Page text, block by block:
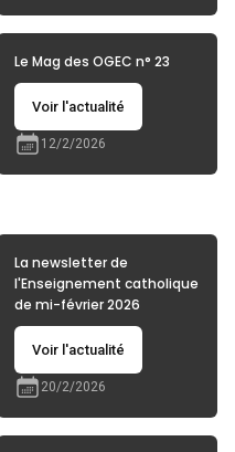
Le Mag des OGEC n° 23
Voir l'actualité
12/2/2026
La newsletter de
l'Enseignement catholique
de mi-février 2026
Voir l'actualité
20/2/2026